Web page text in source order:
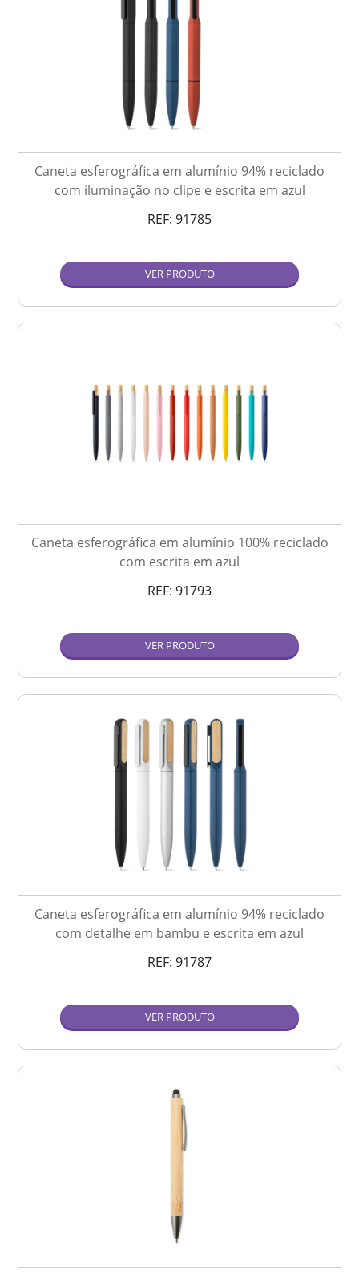
Caneta esferográfica em alumínio 94% reciclado
com iluminação no clipe e escrita em azul
REF: 91785
VER PRODUTO
Caneta esferográfica em alumínio 100% reciclado
com escrita em azul
REF: 91793
VER PRODUTO
Caneta esferográfica em alumínio 94% reciclado
com detalhe em bambu e escrita em azul
REF: 91787
VER PRODUTO